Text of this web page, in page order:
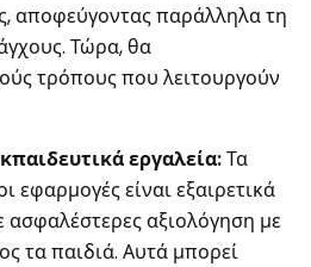
αποφεύγοντας παράλληλα τη
Τώρα, θα
τρόπους που λειτουργούν
εργαλεία:Τα
εφαρμογές είναι εξαιρετικά
ασφαλέστερες αξιολόγηση με
τα παιδιά. Αυτά μπορεί